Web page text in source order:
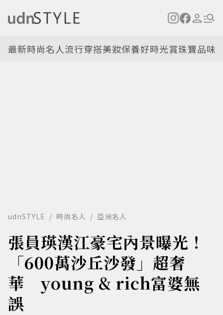
最新時尚名人流行穿搭美妝保養好時光賞珠寶品味
udnSTYLE 時尚名人 亞洲名人
張員瑛漢江豪宅內景曝光！
「600萬沙丘沙發」超奢
華 young & rich富婆無
誤